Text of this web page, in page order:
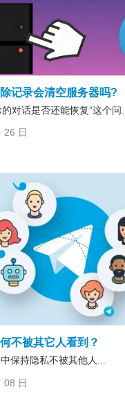
记录会清空服务器吗?
对话是否还能恢复”这个问...
26 日
不被其它人看到？
保持隐私不被其他人...
08 日